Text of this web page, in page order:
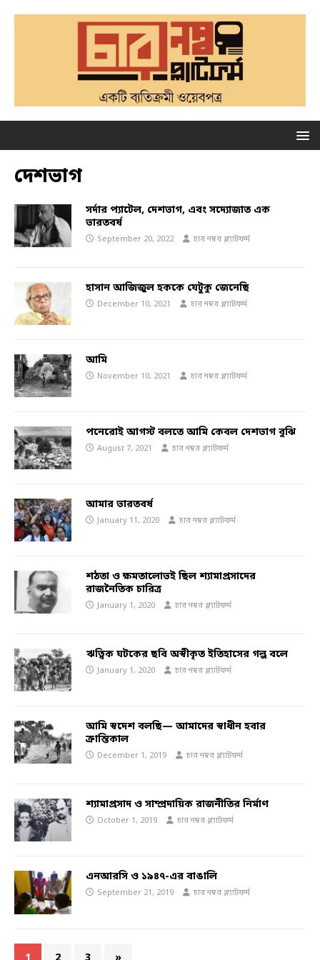
দেশভাগ
সর্দার প্যাটেল, দেশভাগ, এবং সদ্যোজাত এক
ভারতবর্ষ
September 20, 2022 চার নম্বর প্ল্যাটফর্ম
হাসান আজিজুল হককে যেটুকু জেনেছি
December 10, 2021 চার নম্বর প্ল্যাটফর্ম
আমি
November 10, 2021 চার নম্বর প্ল্যাটফর্ম
পনেরোই আগস্ট বলতে আমি কেবল দেশভাগ বুঝি
August 7, 2021 চার নম্বর প্ল্যাটফর্ম
আমার ভারতবর্ষ
January 11, 2020 চার নম্বর প্ল্যাটফর্ম
শঠতা ও ক্ষমতালোভই ছিল শ্যামাপ্রসাদের
রাজনৈতিক চারিত্র
January 1, 2020 চার নম্বর প্ল্যাটফর্ম
ঋত্বিক ঘটকের ছবি অস্বীকৃত ইতিহাসের গল্প বলে
January 1, 2020 চার নম্বর প্ল্যাটফর্ম
আমি স্বদেশ বলছি— আমাদের স্বাধীন হবার
ক্রান্তিকাল
December 1, 2019 চার নম্বর প্ল্যাটফর্ম
শ্যামাপ্রসাদ ও সাম্প্রদায়িক রাজনীতির নির্মাণ
October 1, 2019 চার নম্বর প্ল্যাটফর্ম
এনআরসি ও ১৯৪৭-এর বাঙালি
September 21, 2019 চার নম্বর প্ল্যাটফর্ম